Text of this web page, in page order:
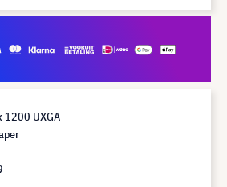
1200 UXGA